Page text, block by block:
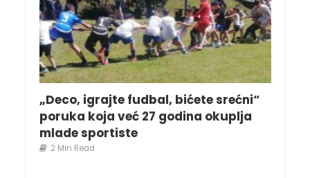
„Deco, igrajte fudbal, bićete srećni“
poruka koja već 27 godina okuplja
mlade sportiste
2 Min Read